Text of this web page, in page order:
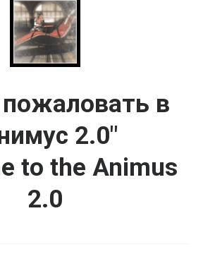
в
2.0"
to the Animus
2.0